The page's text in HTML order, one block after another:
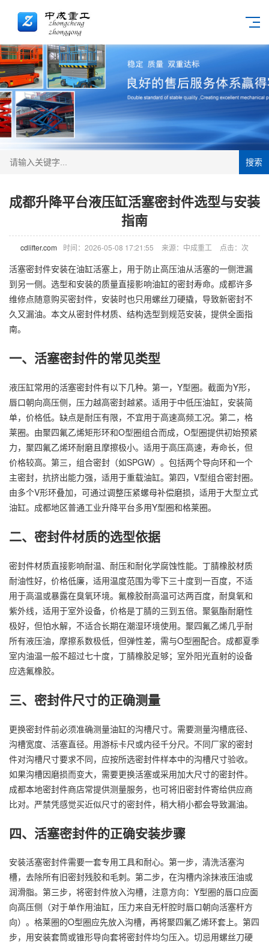
搜索
成都升降平台液压缸活塞密封件选型与安装
指南
cdlifter.com 时间：2026-05-08 17:21:55 来源：中成重工 点击： 次
活塞密封件安装在油缸活塞上，用于防止高压油从活塞的一侧泄漏
到另一侧。选型和安装的质量直接影响油缸的密封寿命。成都许多
维修点随意购买密封件，安装时也只用螺丝刀硬撬，导致新密封不
久又漏油。本文从密封件材质、结构选型到规范安装，提供全面指
南。
一、活塞密封件的常见类型
液压缸常用的活塞密封件有以下几种。第一，Y型圈。截面为Y形，
唇口朝向高压侧，压力越高密封越紧。适用于中低压油缸，安装简
单，价格低。缺点是耐压有限，不宜用于高速高频工况。第二，格
莱圈。由聚四氟乙烯矩形环和O型圈组合而成，O型圈提供初始预紧
力，聚四氟乙烯环耐磨且摩擦极小。适用于高压高速，寿命长，但
价格较高。第三，组合密封（如SPGW）。包括两个导向环和一个
主密封，抗挤出能力强，适用于重载油缸。第四，V型组合密封圈。
由多个V形环叠加，可通过调整压紧螺母补偿磨损，适用于大型立式
油缸。成都地区普通工业升降平台多用Y型圈和格莱圈。
二、密封件材质的选型依据
密封件材质直接影响耐温、耐压和耐化学腐蚀性能。丁腈橡胶材质
耐油性好，价格低廉，适用温度范围为零下三十度到一百度，不适
用于高温或暴露在臭氧环境。氟橡胶耐高温可达两百度，耐臭氧和
紫外线，适用于室外设备，价格是丁腈的三到五倍。聚氨酯耐磨性
极好，但怕水解，不适合长期在潮湿环境使用。聚四氟乙烯几乎耐
所有液压油，摩擦系数极低，但弹性差，需与O型圈配合。成都夏季
室内油温一般不超过七十度，丁腈橡胶足够；室外阳光直射的设备
应选氟橡胶。
三、密封件尺寸的正确测量
更换密封件前必须准确测量油缸的沟槽尺寸。需要测量沟槽底径、
沟槽宽度、活塞直径。用游标卡尺或内径千分尺。不同厂家的密封
件对沟槽尺寸要求不同，应按所选密封件样本中的沟槽尺寸验收。
如果沟槽因磨损而变大，需要更换活塞或采用加大尺寸的密封件。
成都本地密封件商店常提供测量服务，也可将旧密封件寄给供应商
比对。严禁凭感觉买近似尺寸的密封件，稍大稍小都会导致漏油。
四、活塞密封件的正确安装步骤
安装活塞密封件需要一套专用工具和耐心。第一步，清洗活塞沟
槽，去除所有旧密封残胶和毛刺。第二步，在沟槽内涂抹液压油或
润滑脂。第三步，将密封件放入沟槽，注意方向：Y型圈的唇口应面
向高压侧（对于单作用油缸，压力来自无杆腔时唇口朝向活塞杆方
向）。格莱圈的O型圈应先放入沟槽，再将聚四氟乙烯环套上。第四
步，用安装套筒或锥形导向套将密封件均匀压入。切忌用螺丝刀硬